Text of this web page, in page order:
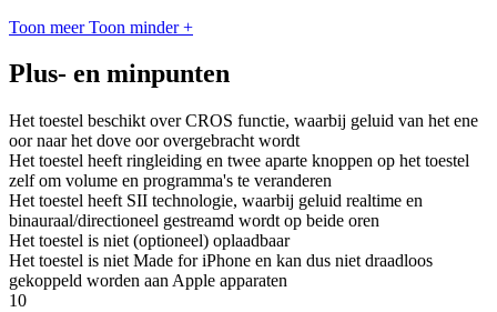
Toon meer Toon minder +
Plus- en minpunten
Het toestel beschikt over CROS functie, waarbij geluid van het ene
oor naar het dove oor overgebracht wordt
Het toestel heeft ringleiding en twee aparte knoppen op het toestel
zelf om volume en programma's te veranderen
Het toestel heeft SII technologie, waarbij geluid realtime en
binauraal/directioneel gestreamd wordt op beide oren
Het toestel is niet (optioneel) oplaadbaar
Het toestel is niet Made for iPhone en kan dus niet draadloos
gekoppeld worden aan Apple apparaten
10